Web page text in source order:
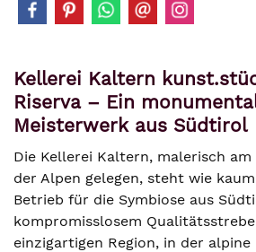
Kellerei Kaltern
Riserva – Ein
Meisterwerk aus Südtirol
Die Kellerei Kaltern, malerisch am
der Alpen gelegen, steht wie
Betrieb für die Symbiose aus
kompromisslosem
einzigartigen Region, in der alpine